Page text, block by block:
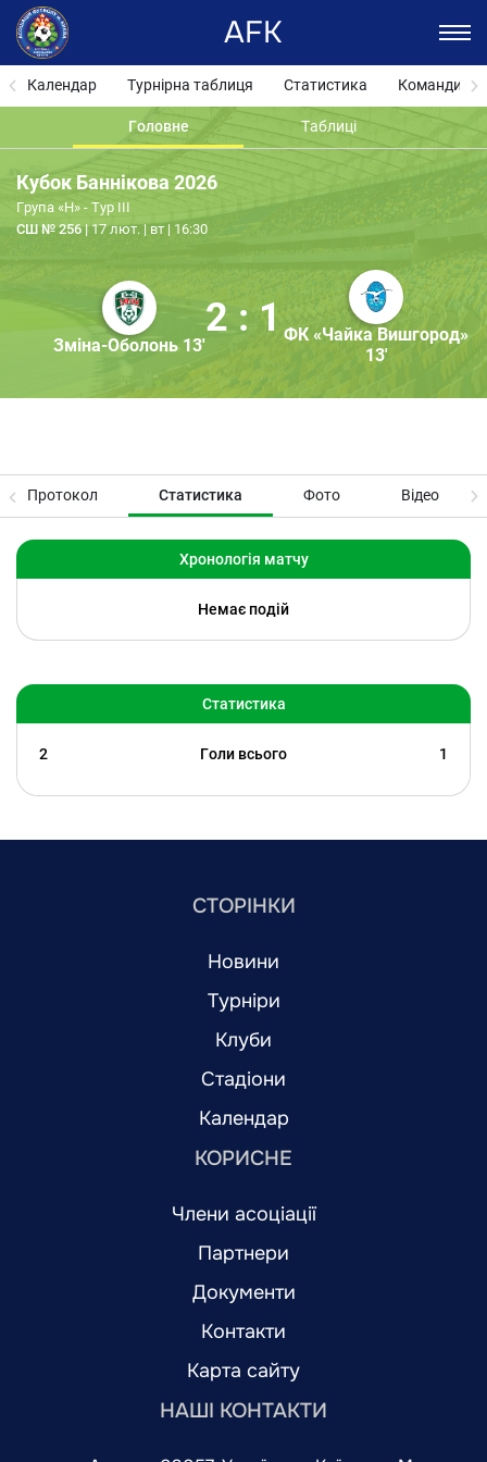
AFK
Календар Турнірна таблиця Статистика Команди
Головне Таблиці
Кубок Баннікова 2026
Група «H» - Тур ІІІ
Зміна-Оболонь 13'
2 : 1 ФК «Чайка Вишгород»
13'
СШ № 256 17 лют. | вт | 16:30
Протокол Статистика Фото Відео
Хронологія матчу
Немає подій
Статистика
2 Голи всього 1
СТОРІНКИ
Новини
Турніри
Клуби
Стадіони
Календар
КОРИСНЕ
Члени асоціації
Партнери
Документи
Контакти
Карта сайту
НАШІ КОНТАКТИ